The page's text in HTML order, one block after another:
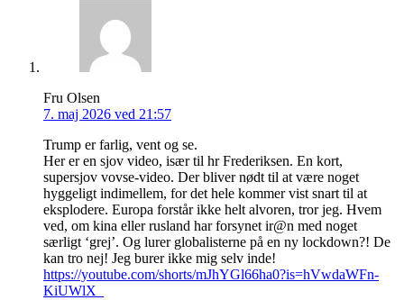
Fru Olsen
7. maj 2026 ved 21:57
Trump er farlig, vent og se.
Her er en sjov video, især til hr Frederiksen. En kort,
supersjov vovse-video. Der bliver nødt til at være noget
hyggeligt indimellem, for det hele kommer vist snart til at
eksplodere. Europa forstår ikke helt alvoren, tror jeg. Hvem
ved, om kina eller rusland har forsynet ir@n med noget
særligt ‘grej’. Og lurer globalisterne på en ny lockdown?! De
kan tro nej! Jeg burer ikke mig selv inde!
https://youtube.com/shorts/mJhYGl66ha0?is=hVwdaWFn-
KiUWlX_